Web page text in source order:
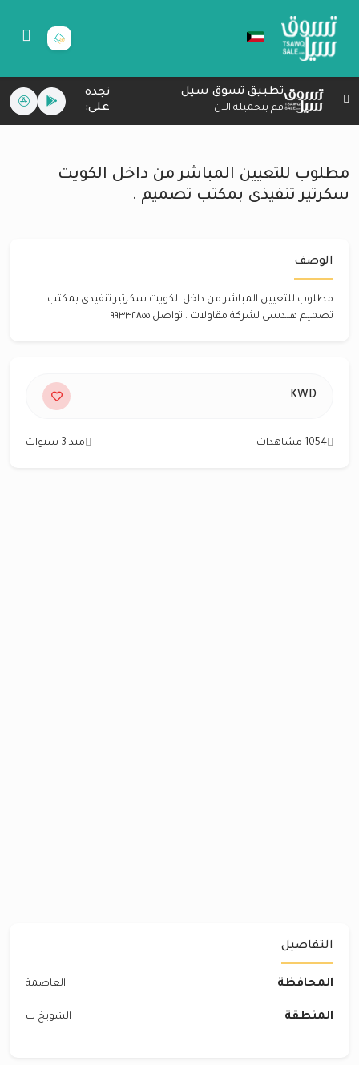
تطبيق تسوق سيل
قم بتحميله الان
تجده
على:
مطلوب للتعيين المباشر من داخل الكويت
سكرتير تنفيذى بمكتب تصميم .
الوصف
مطلوب للتعيين المباشر من داخل الكويت سكرتير تنفيذى بمكتب
تصميم هندسى لشركة مقاولات . تواصل ٩٩٣٣٢٨٥٥
KWD
1054 مشاهدات منذ 3 سنوات
التفاصيل
المحافظة العاصمة
المنطقة الشويخ ب